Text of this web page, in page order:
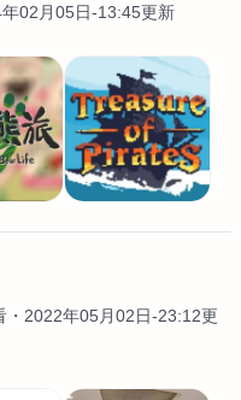
02月05日-13:45更新
2022年05月02日-23:12更